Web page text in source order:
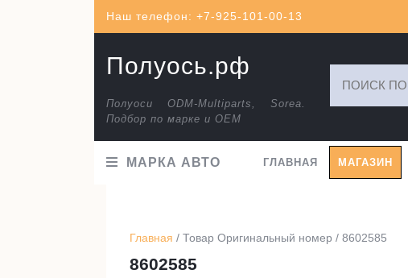
Наш телефон: +7-925-101-00-13
Полуось.рф
Полуоси ODM-Multiparts, Sorea.
Подбор по марке и ОЕМ
МАРКА АВТО ГЛАВНАЯ МАГАЗИН
Главная / Товар Оригинальный номер / 8602585
8602585